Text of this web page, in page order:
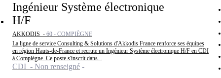
Ingénieur Système électronique
H/F
AKKODIS - 60 - COMPIÈGNE
La ligne de service Consulting & Solutions d'Akkodis France renforce ses équipes
en région Hauts-de-France et recrute un Ingénieur Système électronique H/F en CDI
à Compiègne. Ce poste s'inscrit dans...
CDI - Non renseigné